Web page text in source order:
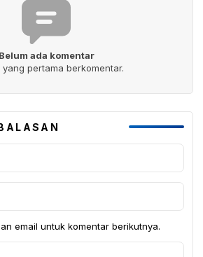
Belum ada komentar
yang pertama berkomentar.
email untuk komentar berikutnya.